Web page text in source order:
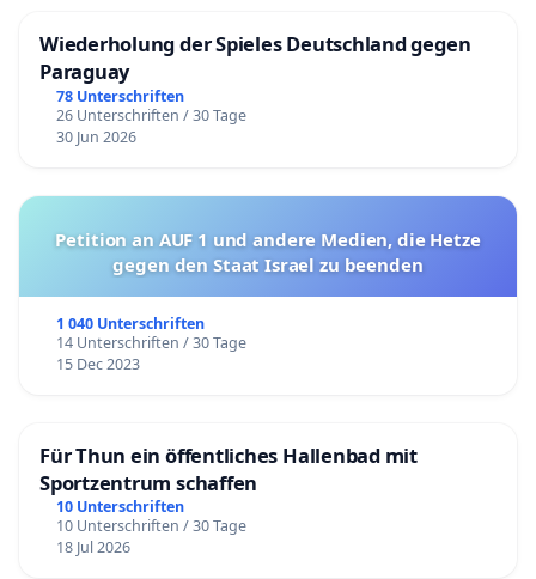
Wiederholung der Spieles Deutschland gegen
Paraguay
78 Unterschriften
26 Unterschriften / 30 Tage
30 Jun 2026
Petition an AUF 1 und andere Medien, die Hetze
gegen den Staat Israel zu beenden
1 040 Unterschriften
14 Unterschriften / 30 Tage
15 Dec 2023
Für Thun ein öffentliches Hallenbad mit
Sportzentrum schaffen
10 Unterschriften
10 Unterschriften / 30 Tage
18 Jul 2026